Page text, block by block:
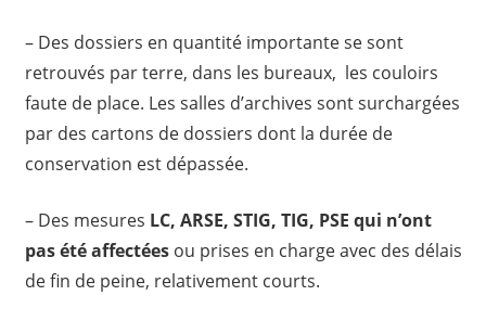
– Des dossiers en quantité importante se sont
retrouvés par terre, dans les bureaux, les couloirs
faute de place. Les salles d’archives sont surchargées
par des cartons de dossiers dont la durée de
conservation est dépassée.
– Des mesures LC, ARSE, STIG, TIG, PSE qui n’ont
pas été affectéesou prises en charge avec des délais
de fin de peine, relativement courts.